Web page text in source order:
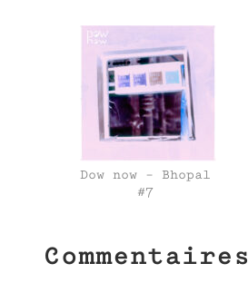
Dow now – Bhopal
#7
Commentaires